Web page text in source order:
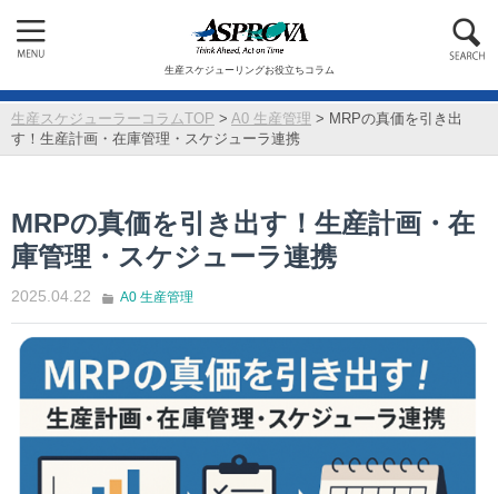
生産スケジューリングお役立ちコラム
生産スケジューラーコラムTOP > A0 生産管理 > MRPの真価を引き出
す！生産計画・在庫管理・スケジューラ連携
MRPの真価を引き出す！生産計画・在
庫管理・スケジューラ連携
2025.04.22 A0 生産管理